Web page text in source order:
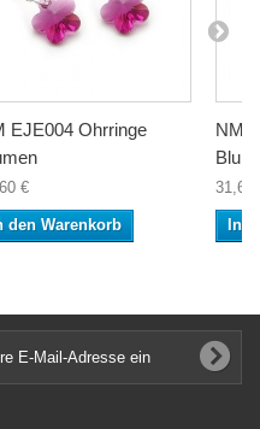
EJE004 Ohrringe
€
den Warenkorb
NM
31,60
In